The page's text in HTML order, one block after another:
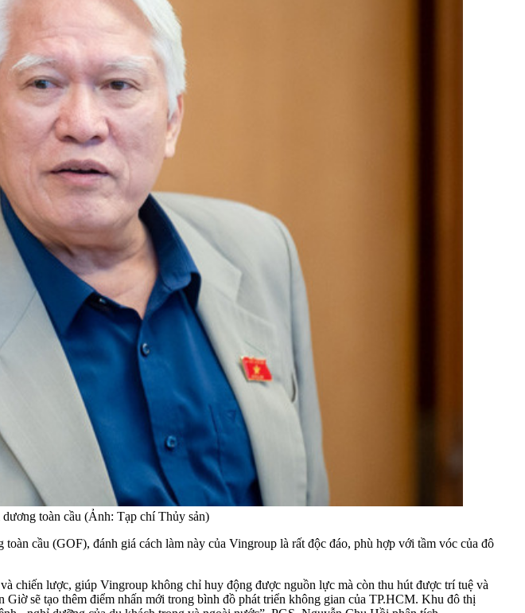
toàn cầu (Ảnh: Tạp chí Thủy sản)
cầu (GOF), đánh giá cách làm này của Vingroup là rất độc đáo, phù hợp với tầm vóc của đô
chiến lược, giúp Vingroup không chỉ huy động được nguồn lực mà còn thu hút được trí tuệ và
sẽ tạo thêm điểm nhấn mới trong bình đồ phát triển không gian của TP.HCM. Khu đô thị